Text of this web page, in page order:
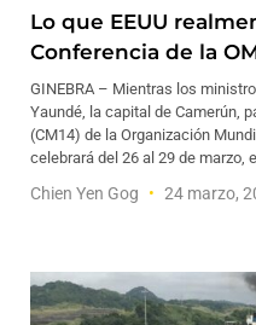
Lo que EEUU
Conferencia de la
GINEBRA – Mientras los
Yaundé, la capital de Camerún,
(CM14) de la Organización
celebrará del 26 al 29 de marzo,
Chien Yen Gog 24 marzo,